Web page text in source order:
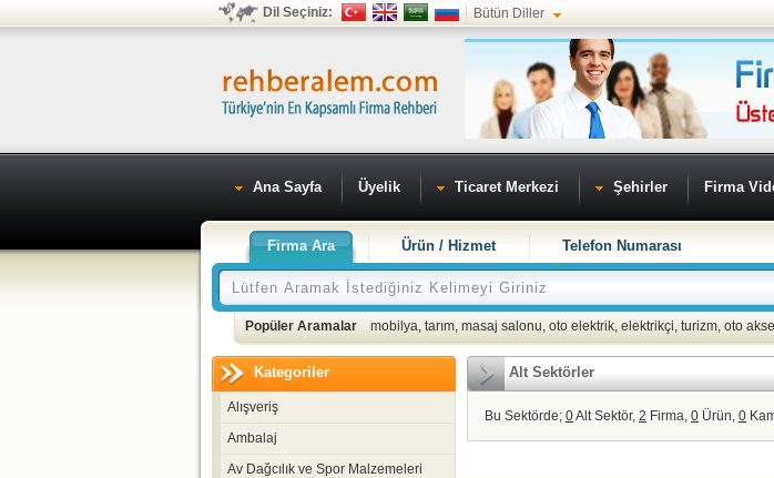
Dil Seçiniz: Bütün Diller
Ana Sayfa Üyelik Ticaret Merkezi Şehirler Firma
Firma Ara Ürün / Hizmet Telefon Numarası
Popüler Aramalar mobilya, tarım, masaj salonu, oto elektrik, elektrikçi, turizm, oto
Kategoriler
Alışveriş
Ambalaj
Av Dağcılık ve Spor Malzemeleri
Alt Sektörler
Bu Sektörde; 0Alt Sektör, 2 Firma, 0 Ürün, 0